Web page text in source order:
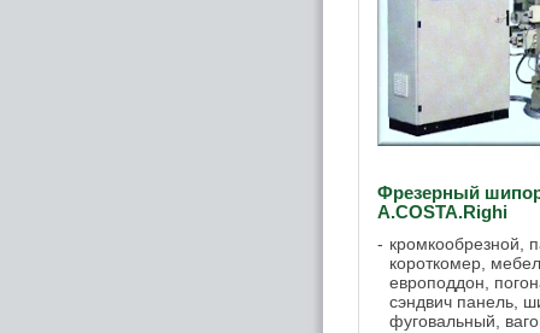
Фрезерный
A.COSTA.Righi
кромкообрезной,
короткомер,
европоддон,
сэндвич панель,
фуговальный,